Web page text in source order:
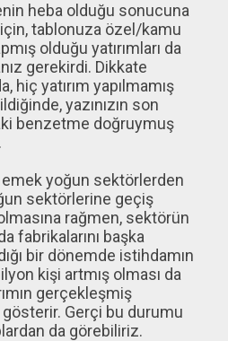
heba olduğu sonucuna
tablonuza özel/kamu
olduğu yatırımları da
gerekirdi. Dikkate
hiç yatırım yapılmamış
yazınızın son
benzetme doğruymuş
yoğun sektörlerden
sektörlerine geçiş
rağmen, sektörün
fabrikalarını başka
bir dönemde istihdamın
kişi artmış olması da
gerçekleşmiş
Gerçi bu durumu
da görebiliriz.